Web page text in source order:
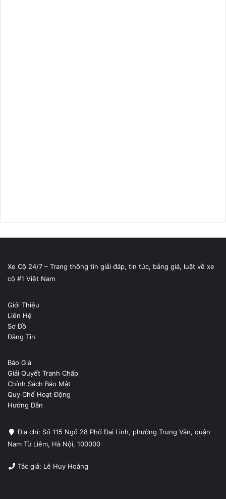
Xe Cộ 24/7 – Trang thông tin giải đáp, tin tức, bảng giá, luật về xe
cộ #1 Việt Nam
Giới Thiệu
Liên Hệ
Sơ Đồ
Đăng Tin
Báo Giá
Giải Quyết Tranh Chấp
Chính Sách Bảo Mật
Quy Chế Hoạt Động
Hướng Dẫn
Địa chỉ: Số 115 Ngõ 28 Phố Đại Linh, phường Trung Văn, quận
Nam Từ Liêm, Hà Nội, 100000
Tác giả: Lê Huy Hoàng